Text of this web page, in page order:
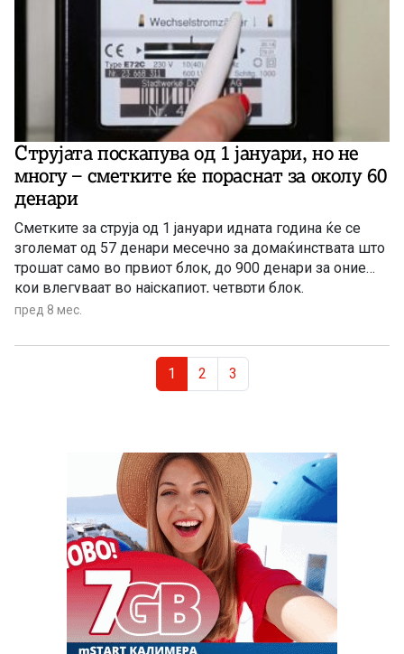
Струјата поскапува од 1 јануари, но не
многу – сметките ќе пораснат за околу 60
денари
Сметките за струја од 1 јануари идната година ќе се
зголемат од 57 денари месечно за домаќинствата што
трошат само во првиот блок, до 900 денари за оние
кои влегуваат во најскапиот, четврти блок.
Претседателот на Регулаторната комисија за
одлука е конечна и донесена и покрај барањето на ЕВН
хоум за значително поголемо зголемување на цената
пред 8 мес.
Current Page
1 Page
2 Page
3